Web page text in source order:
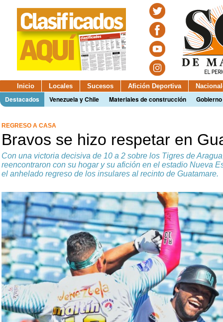
Inicio Locales Sucesos Afición Deportiva
Destacados Venezuela y Chile Materiales de construcción
REGRESO A CASA
Bravos se hizo respetar en
Con una victoria decisiva de 10 a 2 sobre los Tigres de
reencontraron con su hogar y su afición en el estadio Nueva
el anhelado regreso de los insulares al recinto de Guatamare.